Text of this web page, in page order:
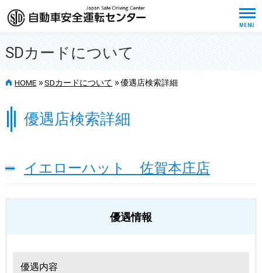
SDカードについて
HOME >> SDカードについて >> 優遇店検索詳細
優遇店検索詳細
イエローハット 佐賀本庄店
優遇情報
優遇内容